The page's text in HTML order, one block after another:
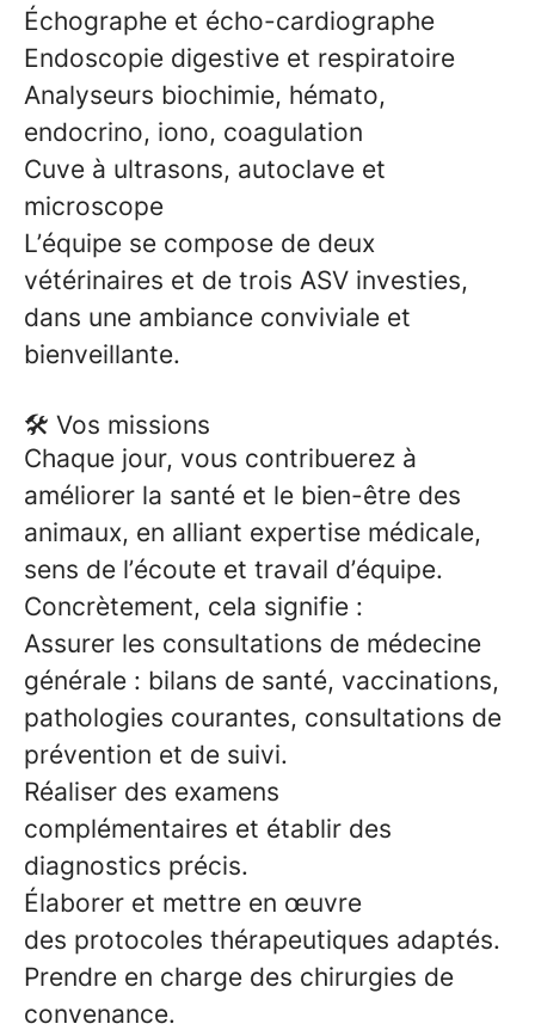
Échographe et écho-cardiographe
Endoscopie digestive et respiratoire
Analyseurs biochimie, hémato,
endocrino, iono, coagulation
Cuve à ultrasons, autoclave et
microscope
L’équipe se compose de deux
vétérinaires et de trois ASV investies,
dans une ambiance conviviale et
bienveillante.
🛠 Vos missions
Chaque jour, vous contribuerez à
améliorer la santé et le bien-être des
animaux, en alliant expertise médicale,
sens de l’écoute et travail d’équipe.
Concrètement, cela signifie :
Assurer les consultations de médecine
générale : bilans de santé, vaccinations,
pathologies courantes, consultations de
prévention et de suivi.
Réaliser des examens
complémentaires et établir des
diagnostics précis.
Élaborer et mettre en œuvre
des protocoles thérapeutiques adaptés.
Prendre en charge des chirurgies de
convenance.